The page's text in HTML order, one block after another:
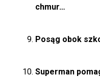
chmur…
Posąg obok
Superman